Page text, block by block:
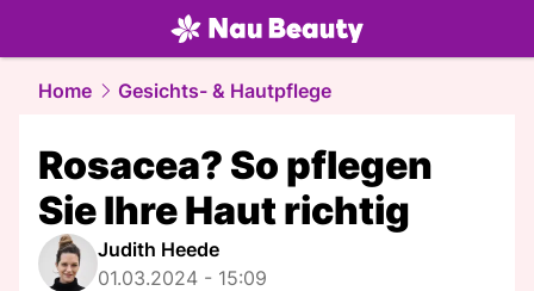
beauty.NAU.ch
Home Gesichts- & Hautpflege
Rosacea? So pflegen
Sie Ihre Haut richtig
Judith Heede
01.03.2024 - 15:09